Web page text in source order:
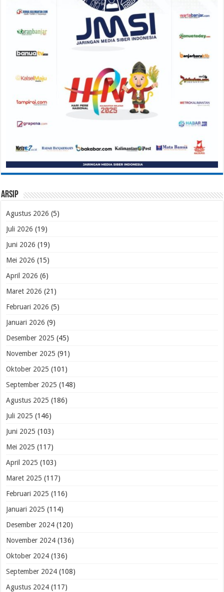
Arsip
Agustus 2026 (5)
Juli 2026 (19)
Juni 2026 (19)
Mei 2026 (15)
April 2026 (6)
Maret 2026 (21)
Februari 2026 (5)
Januari 2026 (9)
Desember 2025 (45)
November 2025 (91)
Oktober 2025 (101)
September 2025 (148)
Agustus 2025 (186)
Juli 2025 (146)
Juni 2025 (103)
Mei 2025 (117)
April 2025 (103)
Maret 2025 (117)
Februari 2025 (116)
Januari 2025 (114)
Desember 2024 (120)
November 2024 (136)
Oktober 2024 (136)
September 2024 (108)
Agustus 2024 (117)